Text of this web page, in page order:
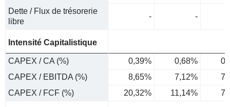
Dette / Flux de trésorerie
libre
- -
Intensité Capitalistique
CAPEX / CA (%) 0,39% 0,68%
CAPEX / EBITDA (%)
8,65% 7,12%
CAPEX / FCF (%)
20,32% 11,14%